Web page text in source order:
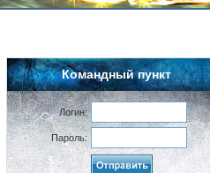
Командный пункт
Логин:
Пароль: